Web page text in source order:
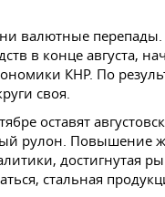
валютные
в конце августа,
КНР. По
своя.
оставят
рулон.
достигнутая
стальная